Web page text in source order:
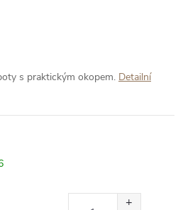
s praktickým okopem. Detailní